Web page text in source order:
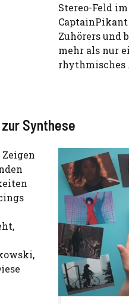
Stereo-Feld
Zuhörers und
mehr als nur
rhythmisches
Synthese